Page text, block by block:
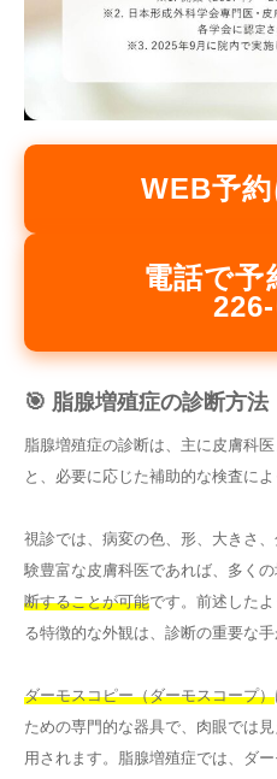
WEB予
電話で予
🎯 脂腺増殖症の診断方法
脂腺増殖症の診断は、主に皮膚科
と、必要に応じた補助的な検査によ
視診では、病変の色、形、大きさ
験豊富な皮膚科医であれば、多く
断することが可能です。前述した
る特徴的な外観は、診断の重要な手
ダーモスコピー（ダーモスコープ）
ための専門的な器具で、肉眼では
用されます。脂腺増殖症では、ダ